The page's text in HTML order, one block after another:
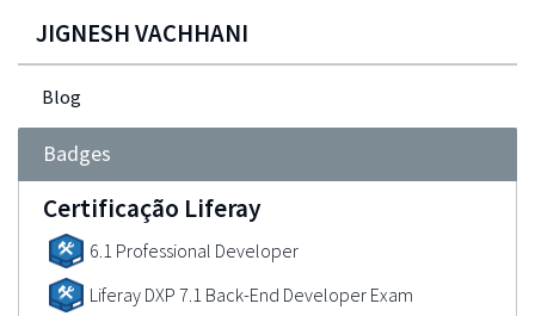
JIGNESH VACHHANI
Blog
Badges
Certificação Liferay
6.1 Professional Developer
Liferay DXP 7.1 Back-End Developer Exam